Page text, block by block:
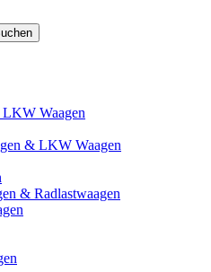
LKW Waagen
& LKW Waagen
& Radlastwaagen